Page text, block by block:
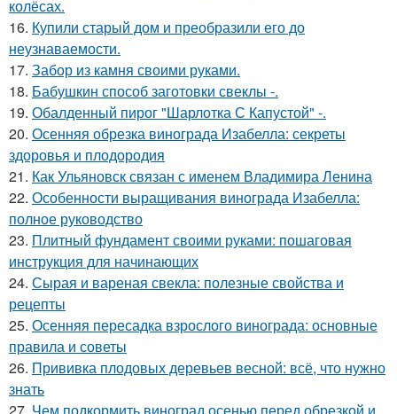
колёсах.
16. Купили старый дом и преобразили его до
неузнаваемости.
17. Забор из камня своими руками.
18. Бабушкин способ заготовки свеклы -.
19. Обалденный пирог "Шарлотка С Капустой" -.
20. Осенняя обрезка винограда Изабелла: секреты
здоровья и плодородия
21. Как Ульяновск связан с именем Владимира Ленина
22. Особенности выращивания винограда Изабелла:
полное руководство
23. Плитный фундамент своими руками: пошаговая
инструкция для начинающих
24. Сырая и вареная свекла: полезные свойства и
рецепты
25. Осенняя пересадка взрослого винограда: основные
правила и советы
26. Прививка плодовых деревьев весной: всё, что нужно
знать